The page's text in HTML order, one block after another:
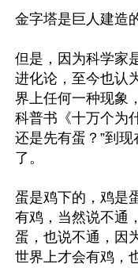
金字塔是巨人建造
但是，因为科学家
进化论，至今也认
界上任何一种现象
科普书《十万个为
还是先有蛋？”到
了。
蛋是鸡下的，鸡是
有鸡，当然说不通
蛋，也说不通，因
世界上才会有鸡，